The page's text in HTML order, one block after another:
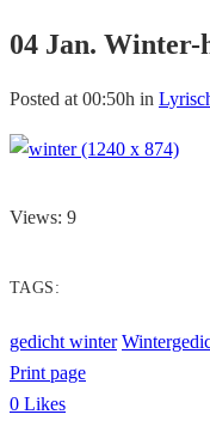
04 Jan. Winter-
Posted at 00:50h in
Views: 9
TAGS:
gedicht winter
Print page
0 Likes